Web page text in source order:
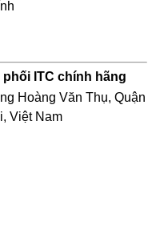
phối ITC chính hãng
Hoàng Văn Thụ, Quận
Việt Nam